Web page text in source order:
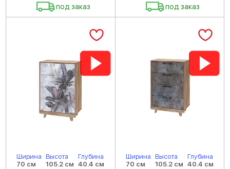
под заказ под заказ
Ширина
70 см
Высота
105.2 см
Глубина
40.4 см
Ширина
70 см
Высота
105.2 см
Глубина
40.4 см